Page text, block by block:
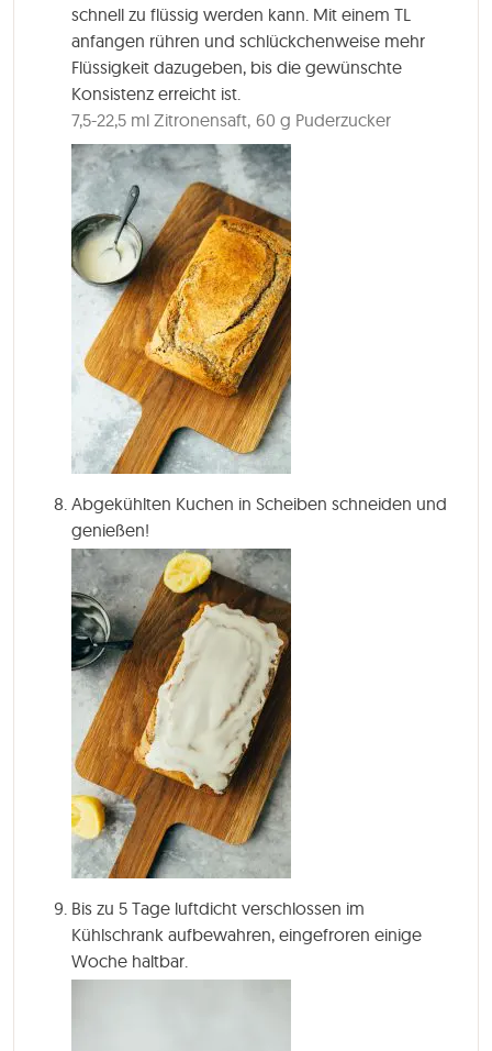
schnell zu flüssig werden kann. Mit einem TL
anfangen rühren und schlückchenweise mehr
Flüssigkeit dazugeben, bis die gewünschte
Konsistenz erreicht ist.
7,5-22,5 ml Zitronensaft, 60 g Puderzucker
Abgekühlten Kuchen in Scheiben schneiden und
genießen!
Bis zu 5 Tage luftdicht verschlossen im
Kühlschrank aufbewahren, eingefroren einige
Woche haltbar.